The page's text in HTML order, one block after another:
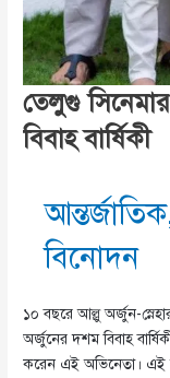
তেলুগু
বিবাহ বার্ষিকী
আন্তর্জাতিক
বিনোদন
১০ বছরে আল্লু অর্জুন-
অর্জুনের দশম বিবাহ
করেন এই অভিনেতা। এই